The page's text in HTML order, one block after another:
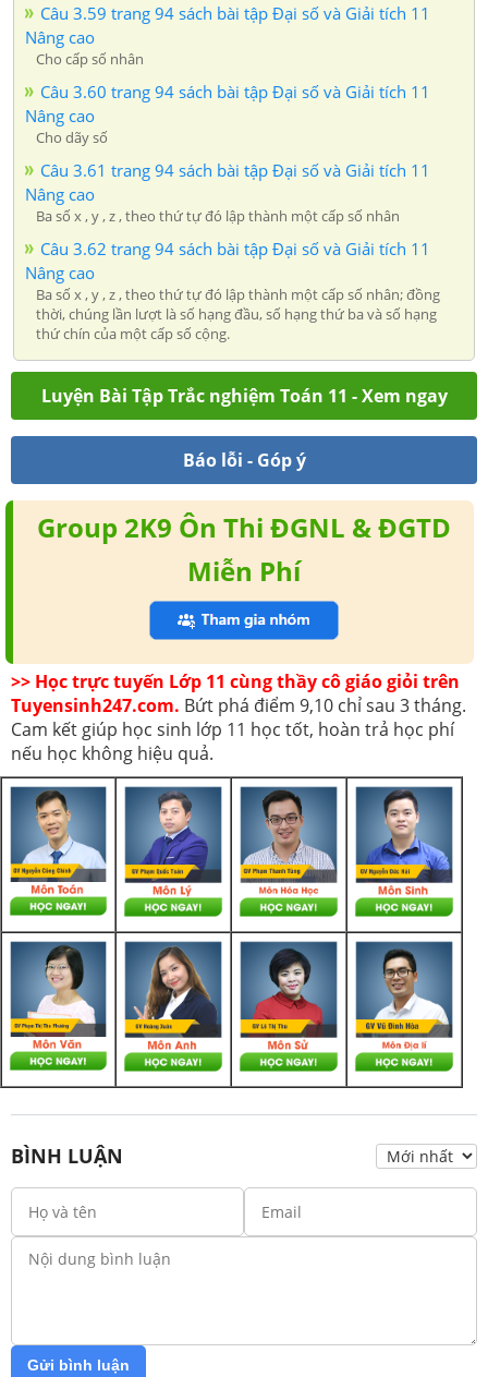
Câu 3.59 trang 94 sách bài tập Đại số và Giải tích 11
Nâng cao
Cho cấp số nhân
Câu 3.60 trang 94 sách bài tập Đại số và Giải tích 11
Nâng cao
Cho dãy số
Câu 3.61 trang 94 sách bài tập Đại số và Giải tích 11
Nâng cao
Ba số x , y , z , theo thứ tự đó lập thành một cấp số nhân
Câu 3.62 trang 94 sách bài tập Đại số và Giải tích 11
Nâng cao
Ba số x , y , z , theo thứ tự đó lập thành một cấp số nhân; đồng
thời, chúng lần lượt là số hạng đầu, số hạng thứ ba và số hạng
thứ chín của một cấp số cộng.
Luyện Bài Tập Trắc nghiệm Toán 11 - Xem ngay
Báo lỗi - Góp ý
Group 2K9 Ôn Thi ĐGNL & ĐGTD
Miễn Phí
>> Học trực tuyến Lớp 11 cùng thầy cô giáo giỏi trên
Tuyensinh247.com. Bứt phá điểm 9,10 chỉ sau 3 tháng.
Cam kết giúp học sinh lớp 11 học tốt, hoàn trả học phí
nếu học không hiệu quả.
BÌNH LUẬN
Gửi bình luận